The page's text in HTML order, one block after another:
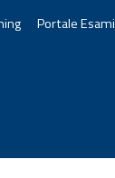
Portale Esami